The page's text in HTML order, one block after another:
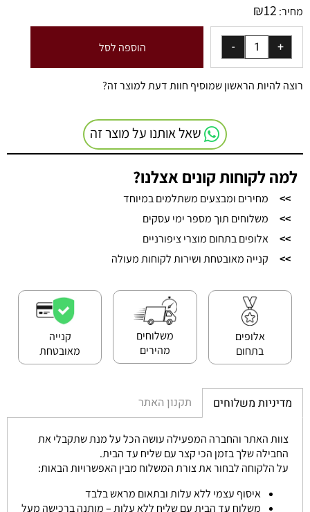
מחיר: ₪12
הוספה לסל
רוצה להיות הראשון שמוסיף חוות דעת למוצר זה?
שאל אותנו על מוצר זה
למה לקוחות קונים אצלנו?
>>
מחירים ומבצעים משתלמים במיוחד
>>
משלוחים תוך מספר ימי עסקים
>>
אלופים בתחום מוצרי ציפורניים
>>
קנייה מאובטחת ושירות לקוחות מעולה
אלופים
בתחום
משלוחים
מהירים
קנייה
מאובטחת
מדיניות משלוחים תקנון האתר
צוות האתר והחברה המפעילה עושה הכל על מנת שתקבלי את
החבילה שלך בזמן הכי קצר עם שליח עד הבית.
על הלקוחה לבחור את צורת המשלוח מבין האפשרויות הבאות:
איסוף עצמי ללא עלות ובתאום מראש בלבד
משלוח עד הבית עם שליח ללא עלות – מותנה ברכישה מעל